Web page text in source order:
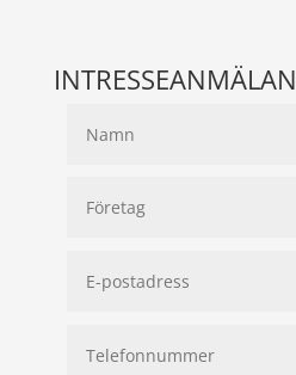
INTRESSEANMÄLAN